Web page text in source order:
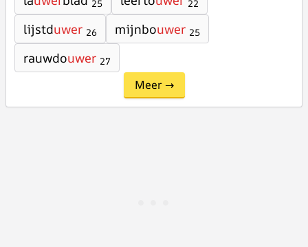
25 22
lijstduwer 26 mijnbouwer 25
rauwdouwer 27
Meer →